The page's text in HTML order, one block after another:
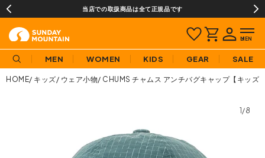
当店での取扱商品は全て正規品です
MEN WOMEN KIDS GEAR SALE
HOME キッズ ウェア小物 CHUMS チャムス アンチバグキャップ【キッズ
1/8